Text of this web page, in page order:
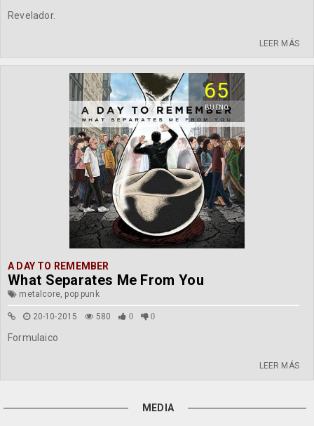
Revelador.
LEER MÁS
65
BUENO
A DAY TO REMEMBER
What Separates Me From You
metalcore, pop punk
20-10-2015 580 0 0
Formulaico
LEER MÁS
MEDIA